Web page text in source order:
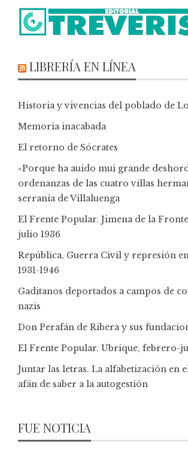
LIBRERÍA EN LÍNEA
Historia y vivencias del poblado de
Memoria inacabada
El retorno de Sócrates
«Porque ha auido mui grande
ordenanzas de las cuatro villas
serranía de Villaluenga
El Frente Popular. Jimena de la
julio 1936
República, Guerra Civil y represión
1931-1946
Gaditanos deportados a campos de
nazis
Don Perafán de Ribera y sus
El Frente Popular. Ubrique, febrero-
Juntar las letras. La alfabetización en
afán de saber a la autogestión
FUE NOTICIA